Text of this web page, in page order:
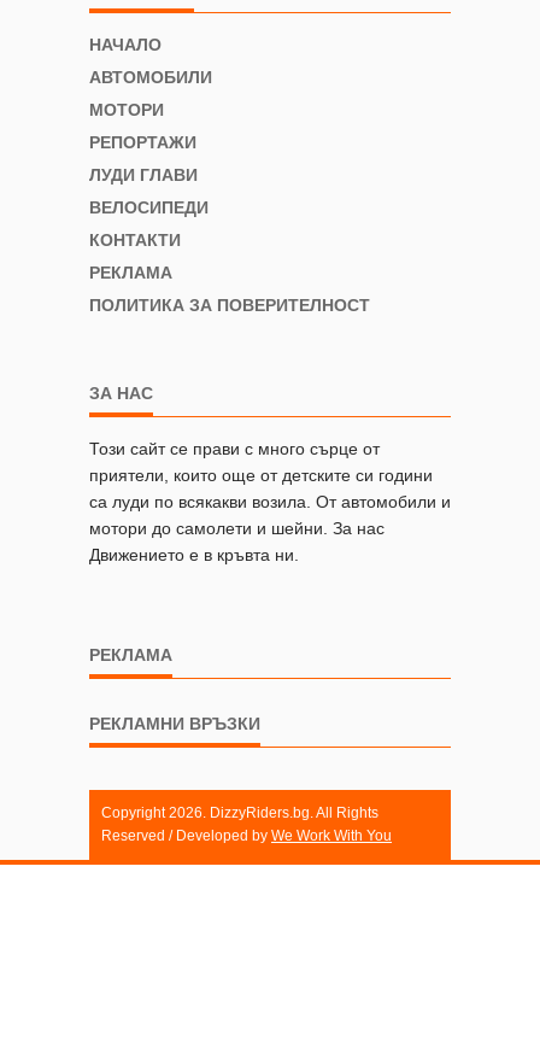
НАЧАЛО
АВТОМОБИЛИ
МОТОРИ
РЕПОРТАЖИ
ЛУДИ ГЛАВИ
ВЕЛОСИПЕДИ
КОНТАКТИ
РЕКЛАМА
ПОЛИТИКА ЗА ПОВЕРИТЕЛНОСТ
ЗА НАС
Този сайт се прави с много сърце от
приятели, които още от детските си години
са луди по всякакви возила. От автомобили и
мотори до самолети и шейни. За нас
Движението е в кръвта ни.
РЕКЛАМА
РЕКЛАМНИ ВРЪЗКИ
Copyright 2026. DizzyRiders.bg. All Rights
Reserved / Developed by We Work With You